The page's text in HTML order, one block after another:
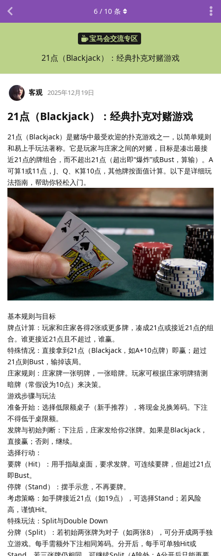
宝马会交流专区
21点（Blackjack）：经典扑克对赌游戏
6 / 10 条
客观 2025年12月19日
21点（Blackjack）：经典扑克对赌游戏
21点（Blackjack）是赌场中最受欢迎的扑克游戏之一，以简单规则
和易上手玩法著称。它是玩家与庄家之间的对赌，目标是凑出最接
近21点的牌组合，而不超出21点（超出即“爆炸”或Bust，算输）。A
可算1或11点，J、Q、K算10点，其他牌按面值计算。以下是详细玩
法指南，帮助你轻松入门。
基本规则与目标
牌点计算：玩家和庄家各得2张或更多牌，凑成21点或接近21点的组
合。谁更接近21点且不超过，谁赢。
特殊情况：直接拿到21点（Blackjack，如A+10点牌）即赢；超过
21点则Bust，输掉该局。
庄家规则：庄家牌一张明牌，一张暗牌。玩家可根据庄家明牌猜测
暗牌（常假设为10点）来决策。
游戏步骤与玩法
准备开始：选择低限额桌子（新手推荐），将现金兑换筹码。下注
不得低于桌限额。
发牌与初始判断：下注后，庄家发给你2张牌。如果是Blackjack，
直接赢；否则，继续。
选择行动：
要牌（Hit）：用手指敲桌面，要求发牌。可连续要牌，但超过21点
即Bust。
停牌（Stand）：摆手示意，不再要牌。
考虑策略：如手牌接近21点（如19点），可选择Stand；若风险
高，谨慎Hit。
特殊玩法：Split与Double Down
分牌（Split）：若初始两张牌为对子（如两张8），可分开成两手独
立游戏。每手需额外下注相同筹码。分开后，每手可单独Hit或